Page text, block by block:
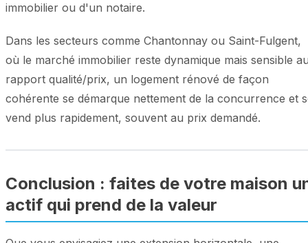
immobilier ou d'un notaire.
Dans les secteurs comme Chantonnay ou Saint-Fulgent,
où le marché immobilier reste dynamique mais sensible
rapport qualité/prix, un logement rénové de façon
cohérente se démarque nettement de la concurrence et
vend plus rapidement, souvent au prix demandé.
Conclusion : faites de votre maison
actif qui prend de la valeur